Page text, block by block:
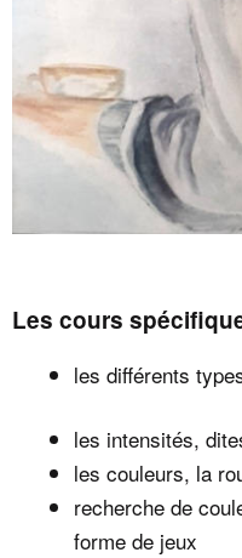
Les cours
les différents
les intensités,
les couleurs, la
recherche de
forme de jeux